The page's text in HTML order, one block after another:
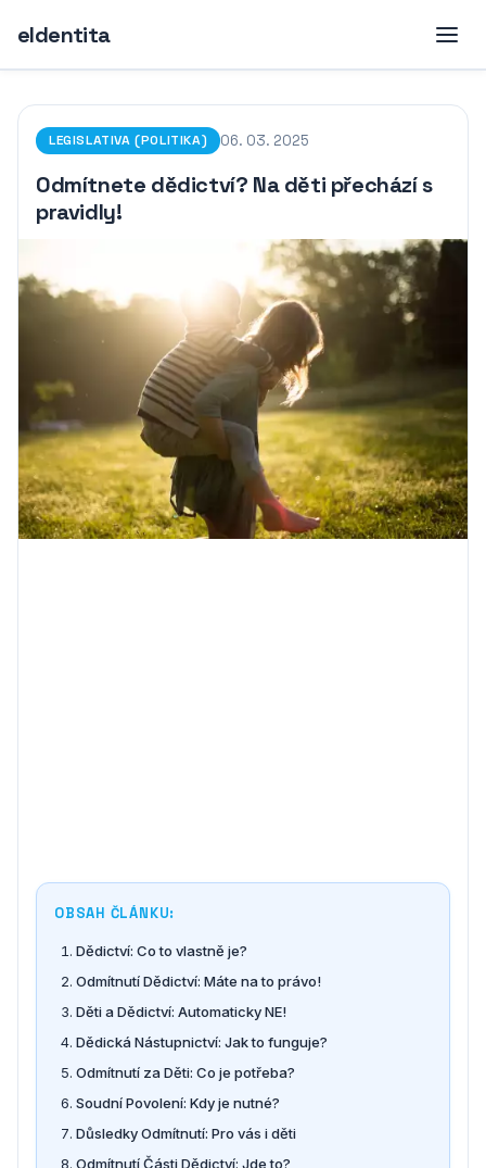
eIdentita
LEGISLATIVA (POLITIKA) 06. 03. 2025
Odmítnete dědictví? Na děti přechází s
pravidly!
OBSAH ČLÁNKU:
Dědictví: Co to vlastně je?
Odmítnutí Dědictví: Máte na to právo!
Děti a Dědictví: Automaticky NE!
Dědická Nástupnictví: Jak to funguje?
Odmítnutí za Děti: Co je potřeba?
Soudní Povolení: Kdy je nutné?
Důsledky Odmítnutí: Pro vás i děti
Odmítnutí Části Dědictví: Jde to?